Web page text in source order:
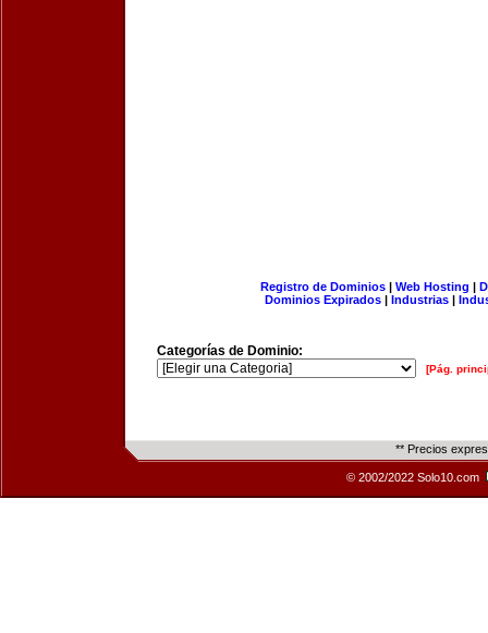
Registro de Dominios| Web Hosting |
Dominios Expirados | Industrias |
Categorías de Dominio:
[Pág.
** Precios
© 2002/2022 Solo10.com